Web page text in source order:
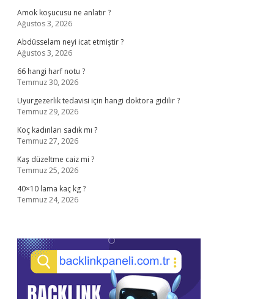
Amok koşucusu ne anlatır ?
Ağustos 3, 2026
Abdüsselam neyi icat etmiştir ?
Ağustos 3, 2026
66 hangi harf notu ?
Temmuz 30, 2026
Uyurgezerlik tedavisi için hangi doktora gidilir ?
Temmuz 29, 2026
Koç kadınları sadık mı ?
Temmuz 27, 2026
Kaş düzeltme caiz mi ?
Temmuz 25, 2026
40×10 lama kaç kg ?
Temmuz 24, 2026